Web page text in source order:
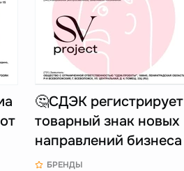
🤔СДЭК регистрирует
товарный знак новых
направлений бизнеса
БРЕНДЫ